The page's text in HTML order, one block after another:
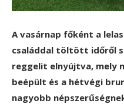
A vasárnap főként a
családdal töltött időről
reggelit elnyújtva, mely
beépült és a hétvégi
nagyobb